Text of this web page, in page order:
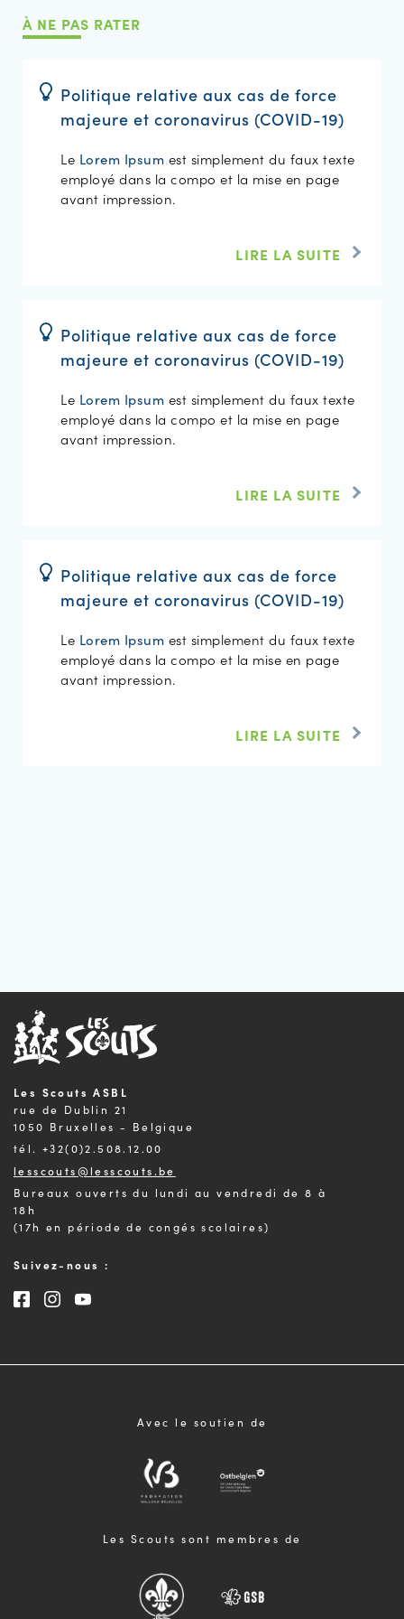
À NE PAS RATER
Politique relative aux cas de force
majeure et coronavirus (COVID-19)
Le Lorem Ipsum est simplement du faux texte
employé dans la compo et la mise en page
avant impression.
LIRE LA SUITE
Politique relative aux cas de force
majeure et coronavirus (COVID-19)
Le Lorem Ipsum est simplement du faux texte
employé dans la compo et la mise en page
avant impression.
LIRE LA SUITE
Politique relative aux cas de force
majeure et coronavirus (COVID-19)
Le Lorem Ipsum est simplement du faux texte
employé dans la compo et la mise en page
avant impression.
LIRE LA SUITE
Les Scouts ASBL
rue de Dublin 21
1050 Bruxelles - Belgique
tél. +32(0)2.508.12.00
lesscouts@lesscouts.be
Bureaux ouverts du lundi au vendredi de 8 à
18h
(17h en période de congés scolaires)
Suivez-nous :
Consultez notre page Facebook
Consultez notre page Instagram
Consultez notre chaîne Youtube
Avec le soutien de
Les Scouts sont membres de